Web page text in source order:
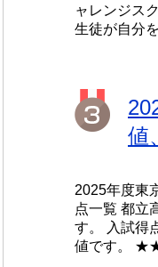
ャレンジス
生徒が自分
値
2025年度東
点一覧 都立
す。 入試得
値です。